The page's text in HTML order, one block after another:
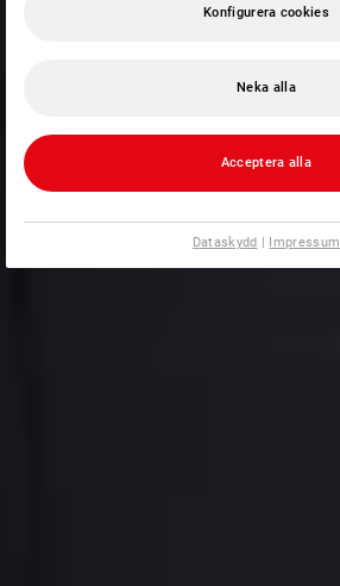
Konfigurera cookies
Neka alla
Acceptera alla
Dataskydd | Impressum